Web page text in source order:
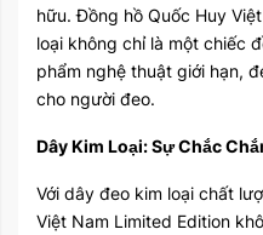
hữu. Đồng hồ Quốc Huy
loại không chỉ là một chiếc
phẩm nghệ thuật giới hạn,
cho người đeo.
Dây Kim Loại: Sự Chắc
Với dây đeo kim loại chất
Việt Nam Limited Edition